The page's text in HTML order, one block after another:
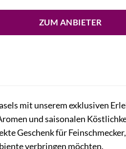
ZUM ANBIETER
mit unserem exklusiven
und saisonalen
Geschenk für
verbringen möchten.